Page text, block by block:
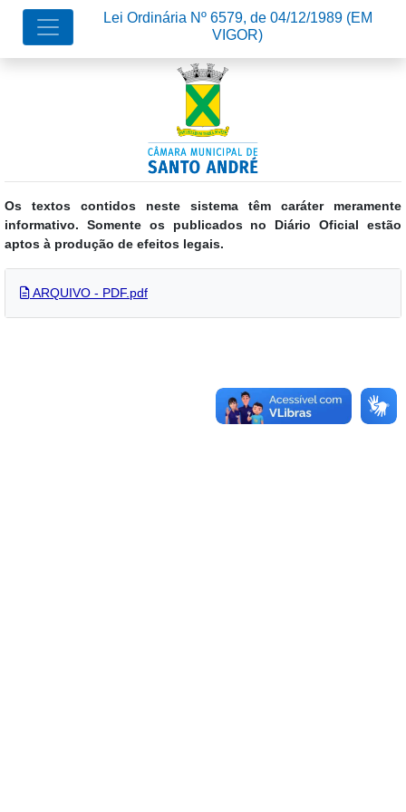
Os textos contidos neste sistema têm caráter meramente
informativo. Somente os publicados no Diário Oficial estão
aptos à produção de efeitos legais.
Lei Ordinária Nº 6579, de 04/12/1989 (EM
VIGOR)
ARQUIVO - PDF.pdf